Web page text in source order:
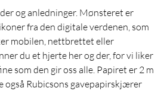
og anledninger. Mønsteret er
fra den digitale verdenen, som
mobilen, nettbrettet eller
du et hjerte her og der, for vi liker
som den gir oss alle. Papiret er 2 m
også Rubicsons gavepapirskjærer